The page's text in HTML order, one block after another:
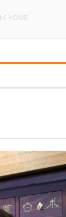
< HOME